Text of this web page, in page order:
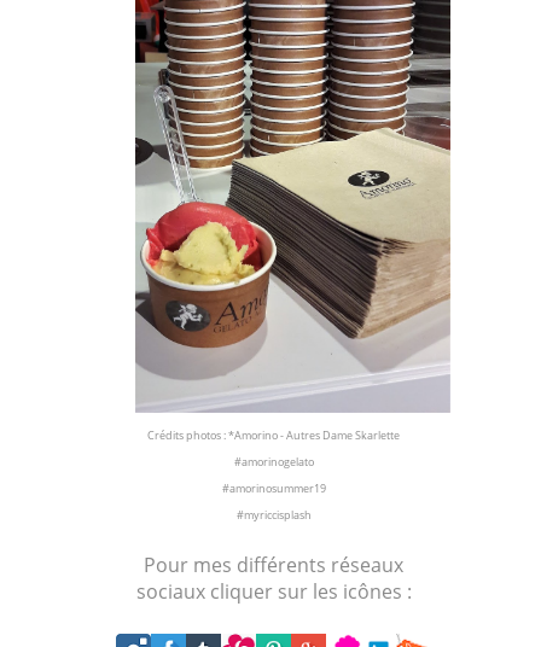
Crédits photos : *Amorino - Autres Dame Skarlette
#amorinogelato
#amorinosummer19
#myriccisplash
Pour mes différents réseaux
sociaux cliquer sur les icônes :